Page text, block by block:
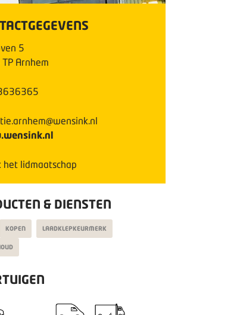
5
Arnhem
het lidmaatschap
& DIENSTEN
KOPEN LAADKLEPKEURMERK